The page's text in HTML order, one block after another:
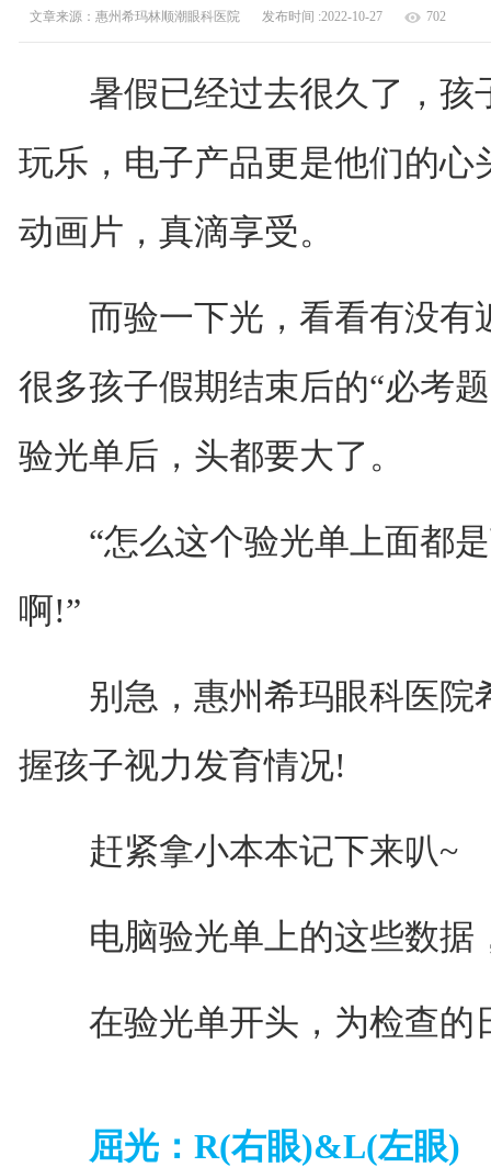
文章来源：惠州希玛林顺潮眼科医院 发布时间 :2022-10-27 702
暑假已经过去很久了，孩
玩乐，电子产品更是他们的
动画片，真滴享受。
而验一下光，看看有没有
很多孩子假期结束后的“必考
验光单后，头都要大了。
“怎么这个验光单上面都是
啊!”
别急，惠州希玛眼科医院
握孩子视力发育情况!
赶紧拿小本本记下来叭~
电脑验光单上的这些数据
在验光单开头，为检查的
屈光：R(右眼)&L(左眼)